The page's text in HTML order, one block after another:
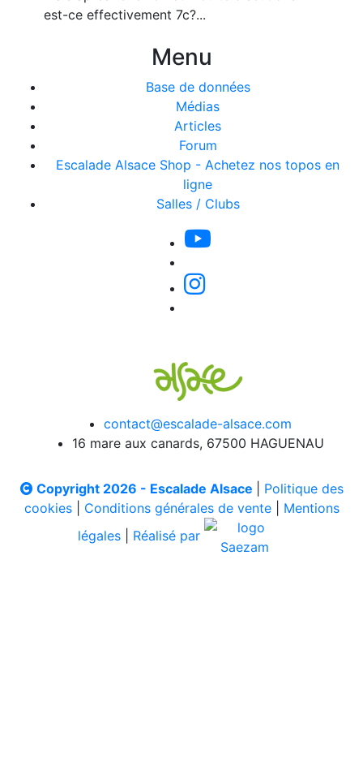
est-ce effectivement 7c?...
Menu
Base de données
Médias
Articles
Forum
Escalade Alsace Shop - Achetez nos topos en
ligne
Salles / Clubs
contact@escalade-alsace.com
16 mare aux canards, 67500 HAGUENAU
Copyright 2026 - Escalade Alsace
Politique des
cookies| Conditions générales de vente| Mentions
légales
Réalisé par